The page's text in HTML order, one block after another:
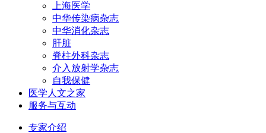
上海医学
中华传染病杂志
中华消化杂志
肝脏
脊柱外科杂志
介入放射学杂志
自我保健
医学人文之家
服务与互动
专家介绍